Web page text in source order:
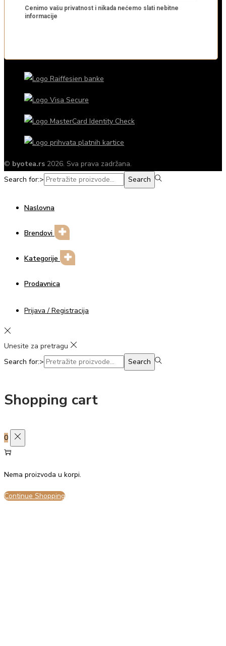
© byotea.rs 2026. Sva prava zadržana.
Search for:>
Search
Naslovna
Brendovi
Kategorije
Prodavnica
Prijava / Registracija
Unesite za pretragu
Search for:>
Search
Shopping cart
0
Nema proizvoda u korpi.
Continue Shopping